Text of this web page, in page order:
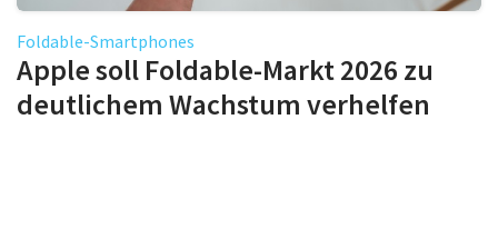
Foldable-Smartphones
Apple soll Foldable-Markt 2026 zu
deutlichem Wachstum verhelfen